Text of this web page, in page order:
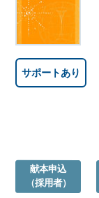
サポートあり
献本申込
（採用者）